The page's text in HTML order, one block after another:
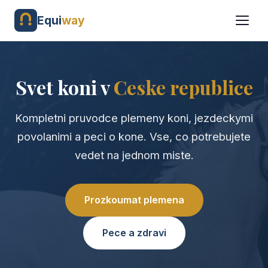
Equiway
Svet koni vCeske republice
Kompletni pruvodce plemeny koni, jezdeckymi
povolanimi a peci o kone. Vse, co potrebujete
vedet na jednom miste.
Prozkoumat plemena
Pece a zdravi